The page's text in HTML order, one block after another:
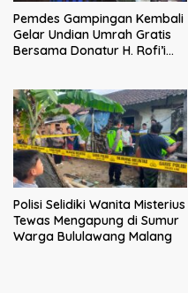
Pemdes Gampingan Kembali
Gelar Undian Umrah Gratis
Bersama Donatur H. Rofi’i
Polisi Selidiki Wanita Misterius
Tewas Mengapung di Sumur
Warga Bululawang Malang